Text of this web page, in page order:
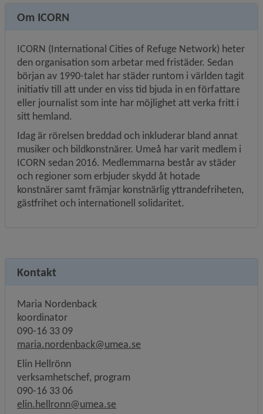
Om ICORN
ICORN (International Cities of Refuge Network) heter
den organisation som arbetar med fristäder. Sedan
början av 1990-talet har städer runtom i världen tagit
initiativ till att under en viss tid bjuda in en författare
eller journalist som inte har möjlighet att verka fritt i
sitt hemland.
Idag är rörelsen breddad och inkluderar bland annat
musiker och bildkonstnärer. Umeå har varit medlem i
ICORN sedan 2016. Medlemmarna består av städer
och regioner som erbjuder skydd åt hotade
konstnärer samt främjar konstnärlig yttrandefriheten,
gästfrihet och internationell solidaritet.
Kontakt
Maria Nordenback
koordinator
090-16 33 09
maria.nordenback@umea.se
Elin Hellrönn
verksamhetschef, program
090-16 33 06
elin.hellronn@umea.se